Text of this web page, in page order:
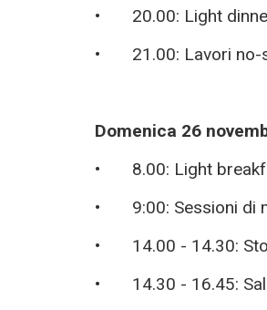
•
20.00: Light
•
21.00: Lavori no-
Domenica 26
• 8.00: Light
•
9:00: Sessioni di
•
14.00 - 14.30:
•
14.30 - 16.45: